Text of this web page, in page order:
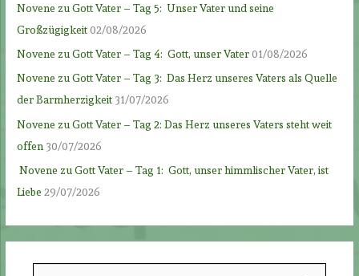
Novene zu Gott Vater – Tag 5: Unser Vater und seine
Großzügigkeit02/08/2026
Novene zu Gott Vater – Tag 4: Gott, unser Vater01/08/2026
Novene zu Gott Vater – Tag 3: Das Herz unseres Vaters als Quelle
der Barmherzigkeit 31/07/2026
Novene zu Gott Vater – Tag 2: Das Herz unseres Vaters steht weit
offen 30/07/2026
Novene zu Gott Vater – Tag 1: Gott, unser himmlischer Vater, ist
Liebe 29/07/2026